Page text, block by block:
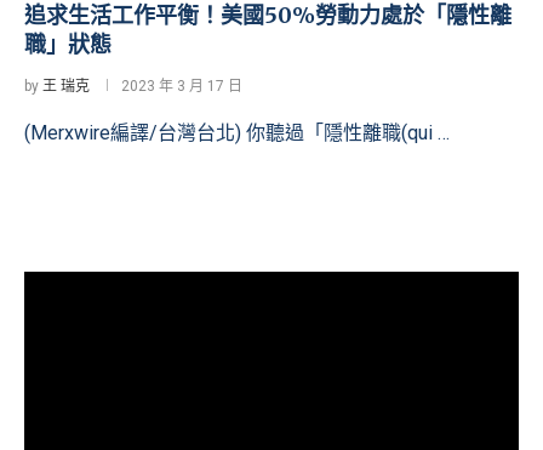
追求生活工作平衡！美國50%勞動力處於「隱性離
職」狀態
by 王 瑞克 2023 年 3 月 17 日
(Merxwire編譯/台灣台北) 你聽過「隱性離職(qui …